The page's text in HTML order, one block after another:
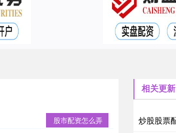
股市配资怎么弄
相关更新
炒股股票